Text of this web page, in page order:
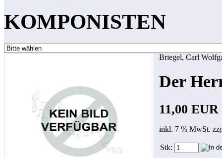
KOMPONISTEN
Briegel, Carl
Der
11,00 EUR
inkl. 7 % MwSt.
Stk: